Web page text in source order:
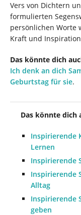
Vers von Dichtern
formulierten
persönlichen Worte
Kraft und
Das könnte dich
Ich denk an dich
Geburtstag für sie.
Das könnte dich
Inspirierende
Lernen
Inspirierende
Inspirierende
Alltag
Inspirierende
geben